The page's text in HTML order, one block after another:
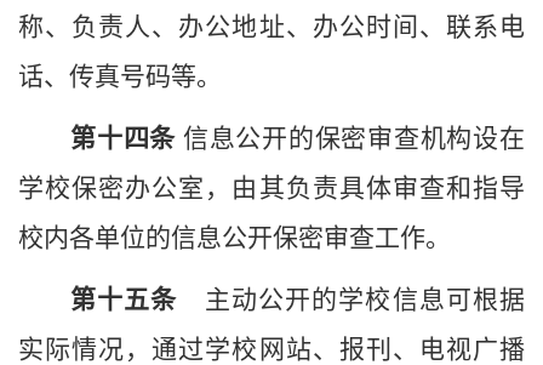
称、负责人、办公地址、办公时间、联系电
话、传真号码等。
第十 四条 信息公开的保密审查机构设在
学校保密办公室，由其负责具体审查和指导
校内各单位的信息公开保密审查工作。
第十五条 主动公开的学校信息可根据
实际情况，通过学校网站、 报刊、电视广播